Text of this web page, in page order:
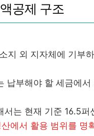
공제 구조
지 외 지자체에 기부
납부해야 할 세금에
서는 현재 기준 16.5
에서 활용 범위를 명